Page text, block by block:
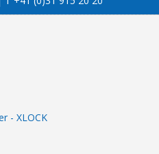
- XLOCK